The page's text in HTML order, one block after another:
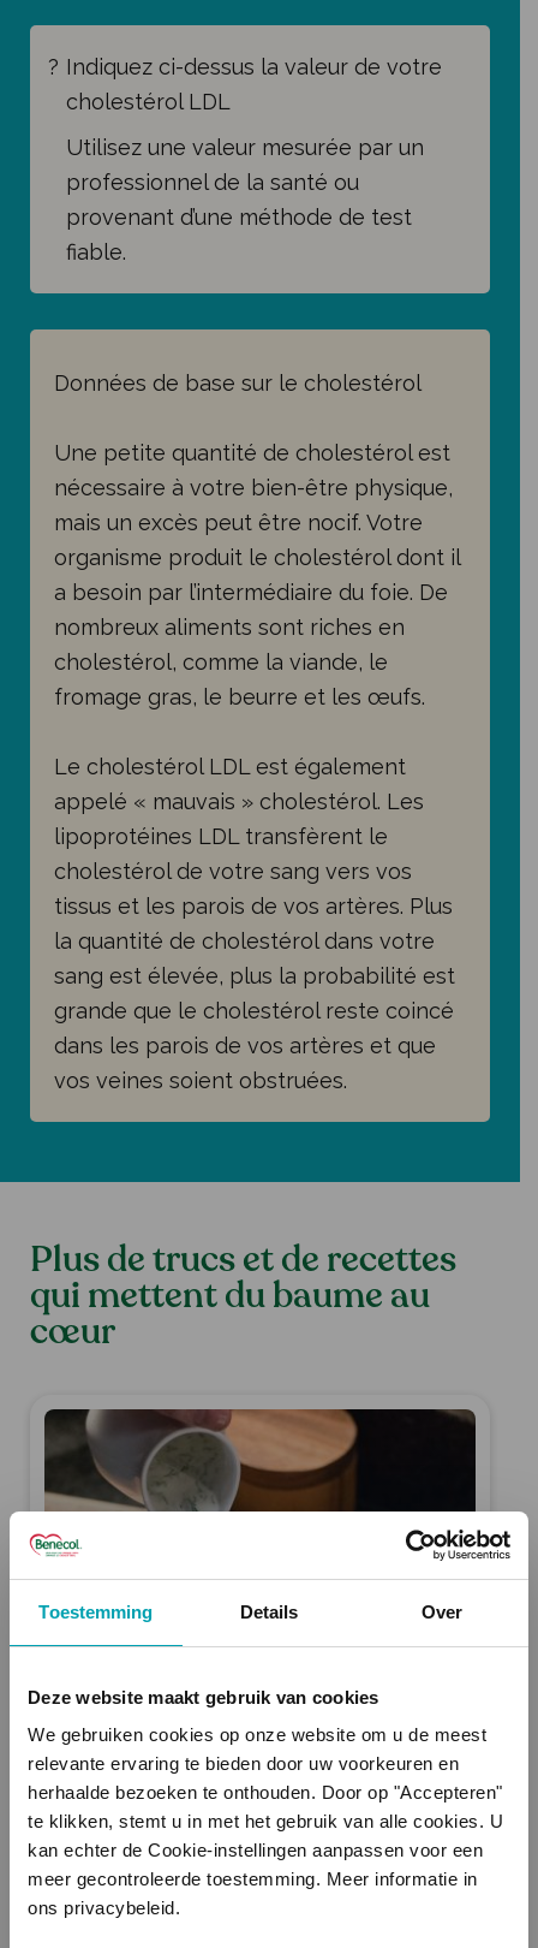
Toestemming Details Over
Deze website maakt gebruik van cookies
We gebruiken cookies op onze website om u de meest
relevante ervaring te bieden door uw voorkeuren en
herhaalde bezoeken te onthouden. Door op "Accepteren"
te klikken, stemt u in met het gebruik van alle cookies. U
kan echter de Cookie-instellingen aanpassen voor een
meer gecontroleerde toestemming. Meer informatie in
ons privacybeleid.
Indiquez ci-dessus la valeur de votre
cholestérol LDL
Utilisez une valeur mesurée par un
professionnel de la santé ou
provenant d’une méthode de test
fiable.
Données de base sur le cholestérol
Une petite quantité de cholestérol est
nécessaire à votre bien-être physique,
mais un excès peut être nocif. Votre
organisme produit le cholestérol dont il
a besoin par l’intermédiaire du foie. De
nombreux aliments sont riches en
cholestérol, comme la viande, le
fromage gras, le beurre et les œufs.
Le cholestérol LDL est également
appelé « mauvais » cholestérol. Les
lipoprotéines LDL transfèrent le
cholestérol de votre sang vers vos
tissus et les parois de vos artères. Plus
la quantité de cholestérol dans votre
sang est élevée, plus la probabilité est
grande que le cholestérol reste coincé
dans les parois de vos artères et que
vos veines soient obstruées.
Plus de trucs et de recettes
qui mettent du baume au
cœur
équilibré ?
LIRE PLUS